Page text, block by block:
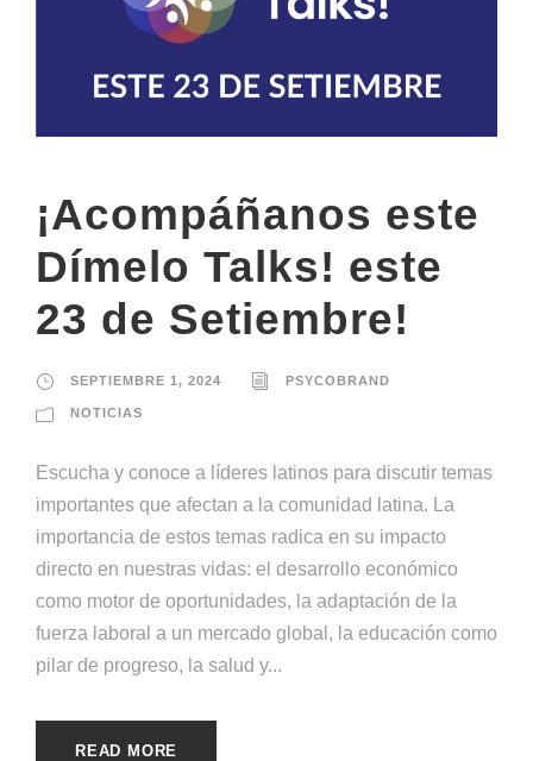
¡Acompáñanos este
Dímelo Talks! este
23 de Setiembre!
SEPTIEMBRE 1, 2024 PSYCOBRAND
NOTICIAS
Escucha y conoce a líderes latinos para discutir temas
importantes que afectan a la comunidad latina. La
importancia de estos temas radica en su impacto
directo en nuestras vidas: el desarrollo económico
como motor de oportunidades, la adaptación de la
fuerza laboral a un mercado global, la educación como
pilar de progreso, la salud y...
READ MORE